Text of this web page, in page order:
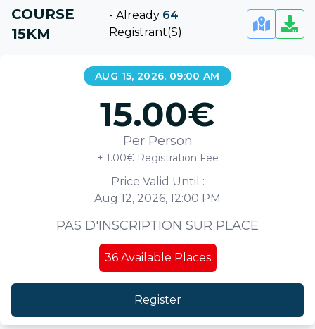
COURSE
15KM
-Already 64
Registrant(s)
AUG 15, 2026, 09:00 AM
15.00€
Per Person
+ 1.00€ Registration Fee
Price Valid Until :
Aug 12, 2026, 12:00 PM
PAS D'INSCRIPTION SUR PLACE
36 Available Places
Register